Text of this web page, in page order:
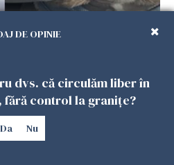
în timp ce își plimba
DE OPINIE
dvs. că circulăm liber în
fără control la granițe?
Da Nu